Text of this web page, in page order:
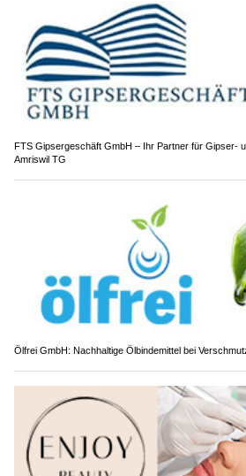
FTS Gipsergeschäft GmbH – Ihr Partner für Gipser-
Amriswil TG
Ölfrei GmbH: Nachhaltige Ölbindemittel bei